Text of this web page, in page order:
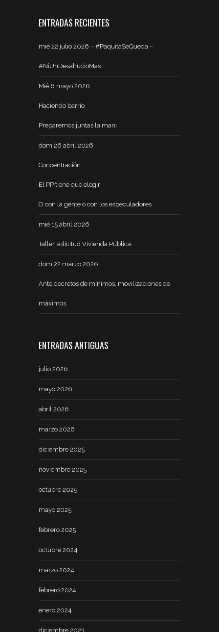
ENTRADAS RECIENTES
mié 22 julio 2026 – #PaquitaSeQueda –
#NiUnDesahucioMas
Mié 6 mayo 2026
Haciendo barrio
Preparemos juntas la mani
dom 26 abril 2026
Concentración
El PP tiene que elegir
O con la gente o con los especuladores
mié 15 abril 2026
Taller solicitud Vivienda Pública
dom 22 marzo 2026
Ante decretos de mínimos, movilizaciones de
máximos
ENTRADAS ANTIGUAS
julio 2026
mayo 2026
abril 2026
marzo 2026
diciembre 2025
noviembre 2025
octubre 2025
mayo 2025
febrero 2025
octubre 2024
marzo 2024
febrero 2024
enero 2024
diciembre 2023